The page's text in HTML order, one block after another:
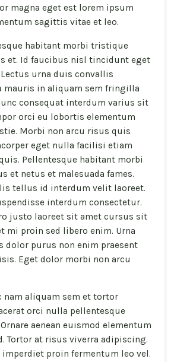
magna eget est lorem ipsum
sagittis vitae et leo.
habitant morbi tristique
et. Id faucibus nisl tincidunt eget
urna duis convallis
mauris in aliquam sem fringilla
consequat interdum varius sit
orci eu lobortis elementum
Morbi non arcu risus quis
eget nulla facilisi etiam
Pellentesque habitant morbi
et netus et malesuada fames.
tellus id interdum velit laoreet.
interdum consectetur.
justo laoreet sit amet cursus sit
mi proin sed libero enim. Urna
dolor purus non enim praesent
Eget dolor morbi non arcu
nam aliquam sem et tortor
orci nulla pellentesque
aenean euismod elementum
Tortor at risus viverra adipiscing.
proin fermentum leo vel.